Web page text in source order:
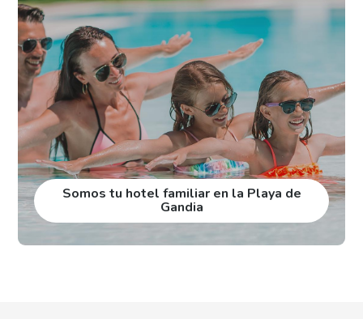
Somos tu hotel familiar en la Playa de
Gandia